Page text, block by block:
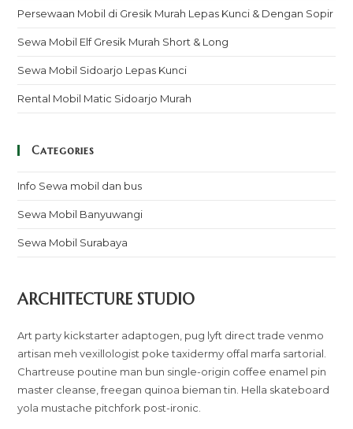
Persewaan Mobil di Gresik Murah Lepas Kunci & Dengan Sopir
Sewa Mobil Elf Gresik Murah Short & Long
Sewa Mobil Sidoarjo Lepas Kunci
Rental Mobil Matic Sidoarjo Murah
Categories
Info Sewa mobil dan bus
Sewa Mobil Banyuwangi
Sewa Mobil Surabaya
ARCHITECTURE STUDIO
Art party kickstarter adaptogen, pug lyft direct trade venmo
artisan meh vexillologist poke taxidermy offal marfa sartorial.
Chartreuse poutine man bun single-origin coffee enamel pin
master cleanse, freegan quinoa bieman tin. Hella skateboard
yola mustache pitchfork post-ironic.